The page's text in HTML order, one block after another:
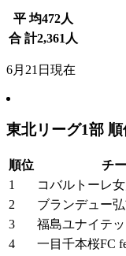
平 均472人
合 計2,361 人
6月21日現在
東北リーグ1部
順位 チ
1
コバルトーレ女
2
ブランデュー
3
福島ユナイテ
4
一目千本桜FC